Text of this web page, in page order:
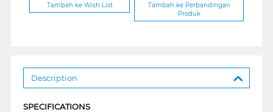
Tambah ke Wish List
Tambah ke Perbandingan
Produk
Description
SPECIFICATIONS